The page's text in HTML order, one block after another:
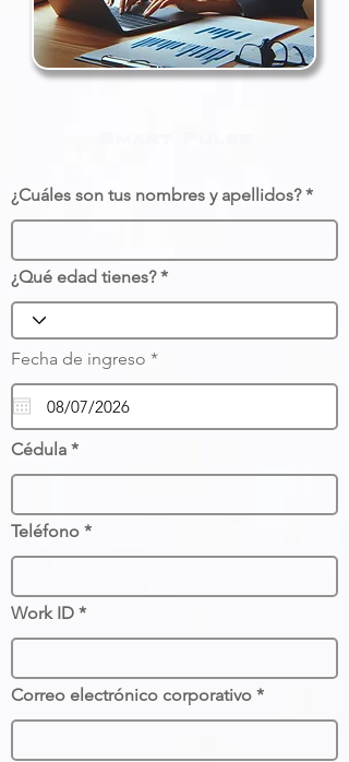
¿Cuáles son tus nombres y apellidos?
¿Qué edad tienes?
Fecha de ingreso *r
q
i
d
Cédula
Teléfono
Work ID
Correo electrónico corporativo